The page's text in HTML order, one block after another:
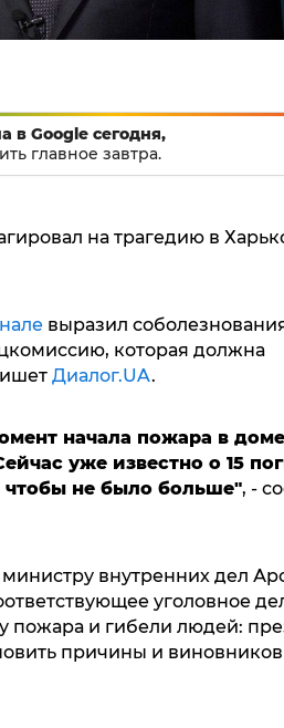
в Google сегодня,
главное завтра.
на трагедию в
выразил
которая должна
Диалог.UA.
начала пожара в доме
уже известно о 15
не было больше", -
внутренних дел
уголовное
пожара и гибели людей:
причины и виновников